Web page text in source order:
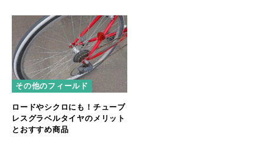
その他のフィールド
ロードやシクロにも！チューブ
レスグラベルタイヤのメリット
とおすすめ商品